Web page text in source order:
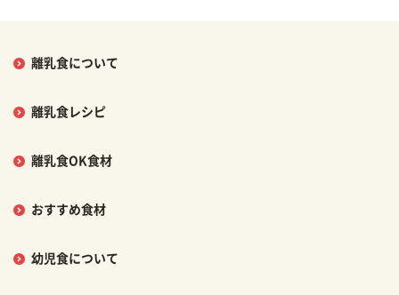
離乳食について
離乳食レシピ
離乳食OK食材
おすすめ食材
幼児食について